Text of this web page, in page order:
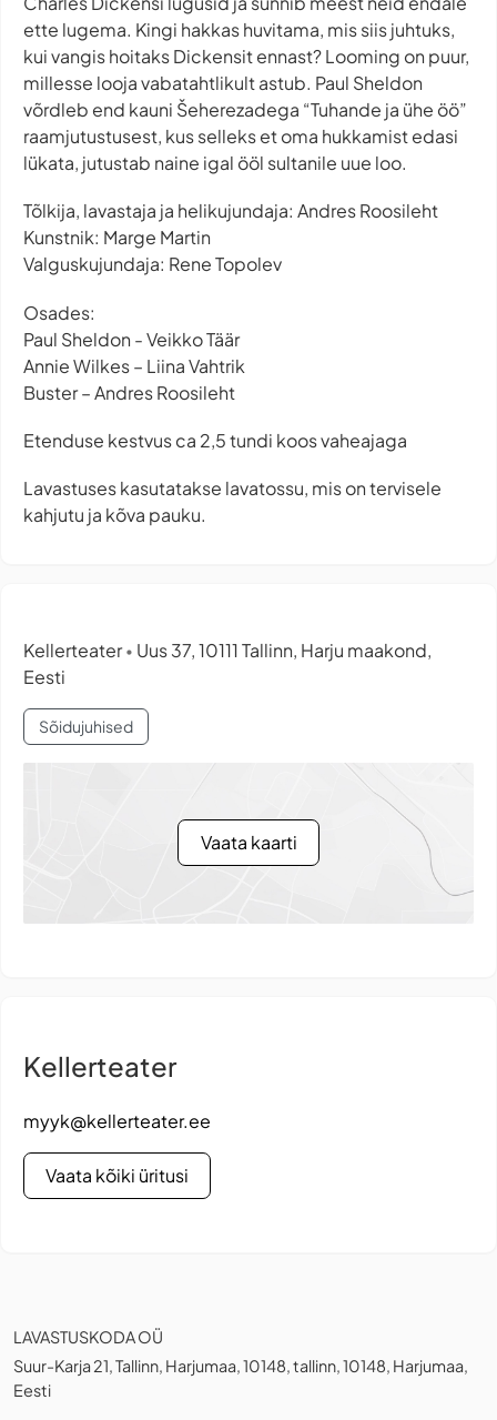
ette lugema. Kingi hakkas huvitama, mis siis juhtuks,
kui vangis hoitaks Dickensit ennast? Looming on puur,
millesse looja vabatahtlikult astub. Paul Sheldon
võrdleb end kauni Šeherezadega “Tuhande ja ühe öö”
raamjutustusest, kus selleks et oma hukkamist edasi
lükata, jutustab naine igal ööl sultanile uue loo.
Tõlkija, lavastaja ja helikujundaja: Andres Roosileht
Kunstnik: Marge Martin
Valguskujundaja: Rene Topolev
Osades:
Paul Sheldon - Veikko Täär
Annie Wilkes – Liina Vahtrik
Buster – Andres Roosileht
Etenduse kestvus ca 2,5 tundi koos vaheajaga
Lavastuses kasutatakse lavatossu, mis on tervisele
kahjutu ja kõva pauku.
Kellerteater• Uus 37, 10111 Tallinn, Harju maakond,
Eesti
Sõidujuhised
Vaata kaarti
Kellerteater
myyk@kellerteater.ee
Vaata kõiki üritusi
LAVASTUSKODA OÜ
Suur-Karja 21, Tallinn, Harjumaa, 10148, tallinn, 10148, Harjumaa,
Eesti